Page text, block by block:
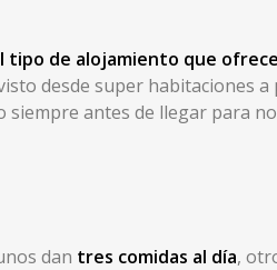
tipo de alojamiento que
desde super habitaciones a
siempre antes de llegar para
dan tres comidas al día,